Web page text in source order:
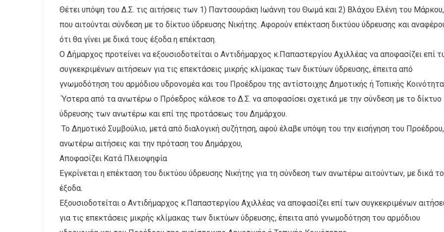
Θέτει υπόψη του Δ.Σ. τις αιτήσεις των 1) Παντσουράκη Ιωάννη του Θωμά και 2) Βλάχου Ελένη του Μάρκου,
που αιτούνται σύνδεση με το δίκτυο ύδρευσης Νικήτης. Αφορούν επέκταση δικτύου ύδρευσης και
ότι θα γίνει με δικά τους έξοδα η επέκταση.
Ο Δήμαρχος προτείνει να εξουσιοδοτείται ο Αντιδήμαρχος κ.Παπαστεργίου Αχιλλέας να αποφασίζει επί
συγκεκριμένων αιτήσεων για τις επεκτάσεις μικρής κλίμακας των δικτύων ύδρευσης, έπειτα από
γνωμοδότηση του αρμόδιου υδρονομέα και του Προέδρου της αντίστοιχης Δημοτικής ή Τοπικής
Ύστερα από τα ανωτέρω ο Πρόεδρος κάλεσε το Δ.Σ. να αποφασίσει σχετικά με την σύνδεση με το δίκτυο
ύδρευσης των ανωτέρω και επί της προτάσεως του Δημάρχου.
Το Δημοτικό Συμβούλιο, μετά από διαλογική συζήτηση, αφού έλαβε υπόψη του την εισήγηση του Προέδρου,
ανωτέρω αιτήσεις και την πρόταση του Δημάρχου,
Αποφασίζει Κατά Πλειοψηφία
Εγκρίνεται η επέκταση του δικτύου ύδρευσης Νικήτης για τη σύνδεση των ανωτέρω αιτούντων, με δικά
έξοδα.
Εξουσιοδοτείται ο Αντιδήμαρχος κ.Παπαστεργίου Αχιλλέας να αποφασίζει επί των συγκεκριμένων
για τις επεκτάσεις μικρής κλίμακας των δικτύων ύδρευσης, έπειτα από γνωμοδότηση του αρμόδιου